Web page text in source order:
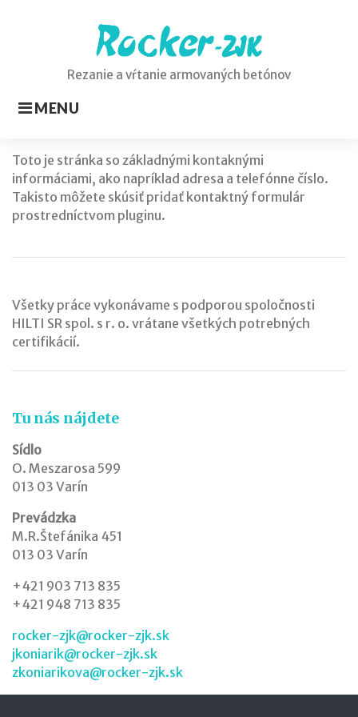
Rezanie a vŕtanie armovaných betónov
MENU
Kontakt
test
Toto je stránka so základnými kontaknými
informáciami, ako napríklad adresa a telefónne číslo.
Takisto môžete skúsiť pridať kontaktný formulár
prostredníctvom pluginu.
Všetky práce vykonávame s podporou spoločnosti
HILTI SR spol. s r. o. vrátane všetkých potrebných
certifikácií.
Tu nás nájdete
Sídlo
O. Meszarosa 599
013 03 Varín
Prevádzka
M.R.Štefánika 451
013 03 Varín
+421 903 713 835
+421 948 713 835
rocker-zjk@rocker-zjk.sk
jkoniarik@rocker-zjk.sk
zkoniarikova@rocker-zjk.sk